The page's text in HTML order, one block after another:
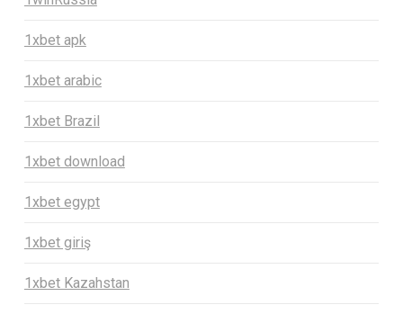
1xbet apk
1xbet arabic
1xbet Brazil
1xbet download
1xbet egypt
1xbet giriş
1xbet Kazahstan